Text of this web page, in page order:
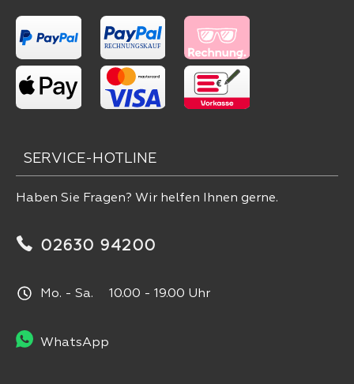
SERVICE-HOTLINE
Haben Sie Fragen? Wir helfen Ihnen gerne.
02630 94200
Mo. - Sa. 10.00 - 19.00 Uhr
WhatsApp